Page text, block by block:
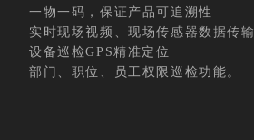
一物一码，保证产品可追溯性
实时现场视频、现场传感器数据传输
设备巡检GPS精准定位
部门、职位、员工权限巡检功能。